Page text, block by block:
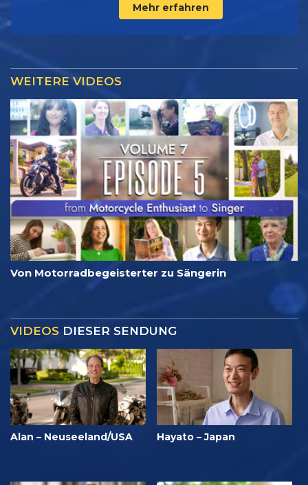
Mehr erfahren
WEITERE VIDEOS
Von Motorradbegeisterter zu Sängerin
VIDEOS DIESER SENDUNG
Alan – Neuseeland/USA Hayato – Japan